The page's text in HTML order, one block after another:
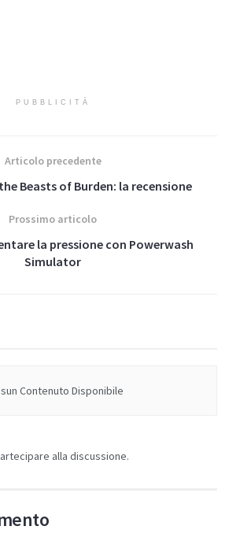
PUBBLICITÀ
Articolo precedente
Beasts of Burden: la recensione
Prossimo articolo
la pressione con Powerwash
Simulator
Contenuto Disponibile
alla discussione.